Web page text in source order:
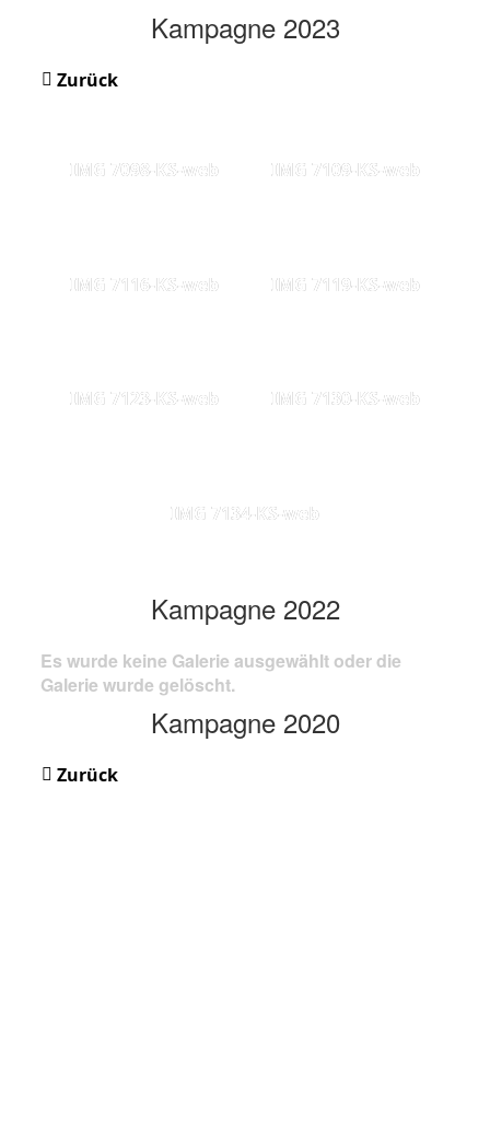
Kampagne 2023
Zurück
IMG 7098-KS-web IMG 7109-KS-web
IMG 7116-KS-web IMG 7119-KS-web
IMG 7123-KS-web IMG 7130-KS-web
IMG 7134-KS-web
Kampagne 2022
Es wurde keine Galerie ausgewählt oder die
Galerie wurde gelöscht.
Kampagne 2020
Zurück